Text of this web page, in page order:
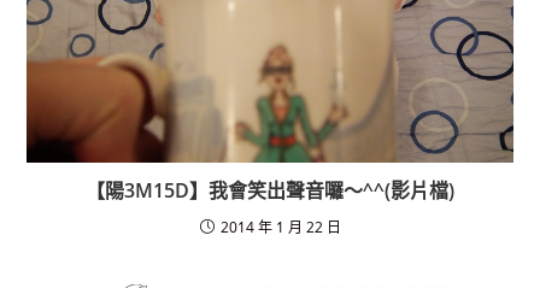
【陽3M15D】我會笑出聲音囉～^^(影片檔)
2014 年 1 月 22 日